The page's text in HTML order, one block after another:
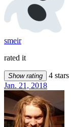
smeir
rated it
Show rating
4 stars
Jan. 21, 2018